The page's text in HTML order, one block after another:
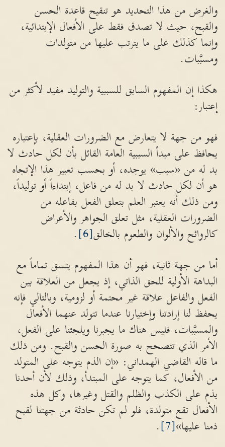
والغرض من هذا التحديد هو تنقيح قاعدة الحسن
والقبح، حيث لا تصدق فقط على الأفعال الإبتدائية،
وإنما كذلك على ما يترتب عليها من متولدات
ومسبَّبات.
هكذا إن المفهوم السابق للسببية والتوليد مفيد لأكثر من
إعتبار:
فهو من جهة لا يتعارض مع الضرورات العقلية، بإعتباره
يحافظ على مبدأ السببية العامة القائل بأن لكل حادث لا
بد له من «سبب» يوجده، أو بحسب تعبير هذا الإتجاه
هو أن لكل حادث لا بد له من فاعل، إبتداءاً أو توليداً،
ومن ذلك أنه يعتبر العلم بتعلق الفعل بفاعله من
الضرورات العقلية، مثل تعلق الجواهر والأعراض
كالروائح والألوان والطعوم بالخالق[6]
.
أما من جهة ثانية، فهو أن هذا المفهوم يتسق تماماً مع
البداهة الأولية للحق الذاتي، إذ يجعل من العلاقة بين
الفعل والفاعل علاقة غير محتمة أو لزومية، وبالتالي فإنه
يحفظ لنا إرادتنا وإختيارنا عندما تتولد عنهما الأفعال
والمسبَّبات، فليس هناك ما يجبرنا ويلجئنا على الفعل،
الأمر الذي تتصحح به صورة الحسن والقبح. ومن ذلك
ما قاله القاضي الهمداني: «إن الذم يتوجه على المتولد
من الأفعال، كما يتوجه على المبتدأ، وذلك لأن أحدنا
يذم على الكذب والظلم والقتل وغيرها، وكل هذه
الأفعال تقع متولدة، فلو لم تكن حادثة من جهتنا لقبح
ذمنا عليها»[7]
.